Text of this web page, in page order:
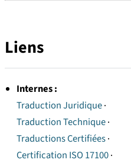
Liens
Internes :
Traduction Juridique·
Traduction Technique·
Traductions Certifiées·
Certification ISO 17100·